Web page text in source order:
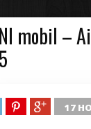
mobil –
17